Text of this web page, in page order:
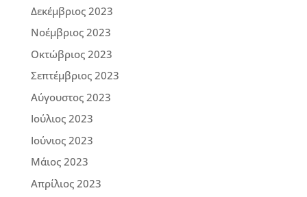
Δεκέμβριος 2023
Νοέμβριος 2023
Οκτώβριος 2023
Σεπτέμβριος 2023
Αύγουστος 2023
Ιούλιος 2023
Ιούνιος 2023
Μάιος 2023
Απρίλιος 2023